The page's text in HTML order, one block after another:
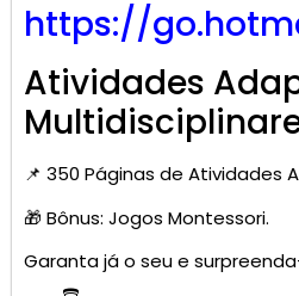
https://
Atividades
📌 350 Páginas de Atividades
🎁 Bônus: Jogos Montessori.
Garanta já o seu e